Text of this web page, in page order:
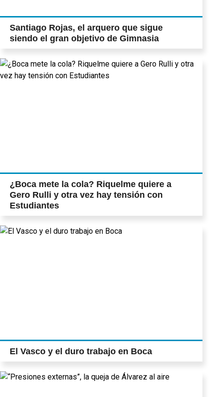
Santiago Rojas, el arquero que sigue
siendo el gran objetivo de Gimnasia
¿Boca mete la cola? Riquelme quiere a
Gero Rulli y otra vez hay tensión con
Estudiantes
El Vasco y el duro trabajo en Boca